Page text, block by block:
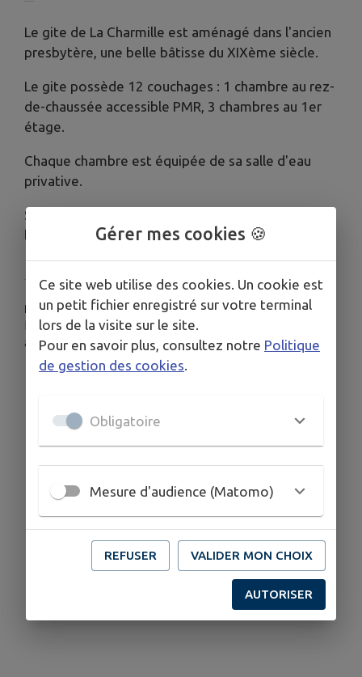
Le gite de La Charmille est aménagé dans l'ancien
presbytère, une belle bâtisse du XIXème siècle.
Le gite possède 12 couchages : 1 chambre au rez-
de-chaussée accessible PMR, 3 chambres au 1er
étage.
Chaque chambre est équipée de sa salle d'eau
privative.
Situé sur un grand terrain clos, une terrasse à
l'arrière du gite est à disposition.
PLUS D'INFORMATIONS
https://www.gites-de-france.com/fr/nouvelle-
aquitaine/vienne/la-charmille-86g1260
Gérer mes cookies 🍪
Ce site web utilise des cookies. Un cookie est
un petit fichier enregistré sur votre terminal
lors de la visite sur le site.
Pour en savoir plus, consultez notre Politique
de gestion des cookies.
Obligatoire
Mesure d'audience (Matomo)
REFUSER VALIDER MON CHOIX
AUTORISER